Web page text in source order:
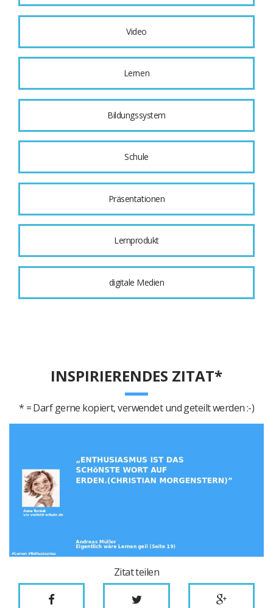
Video
Lernen
Bildungssystem
Schule
Präsentationen
Lernprodukt
digitale Medien
INSPIRIERENDES ZITAT*
* = Darf gerne kopiert, verwendet und geteilt werden :-)
Zitat teilen